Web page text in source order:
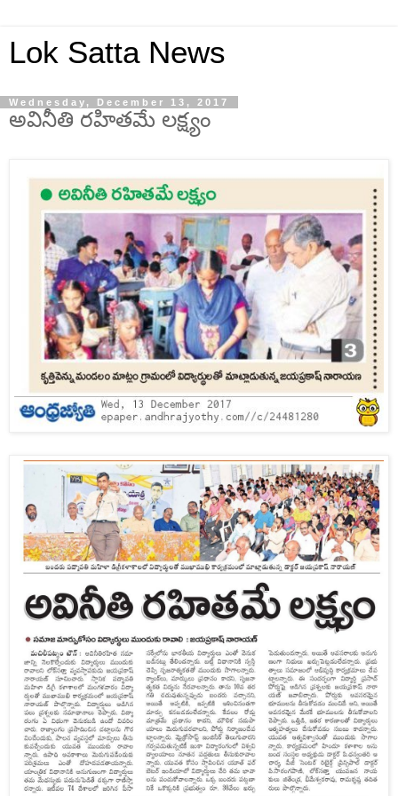
Lok Satta News
Wednesday, December 13, 2017
అవినీతి రహితమే లక్ష్యం